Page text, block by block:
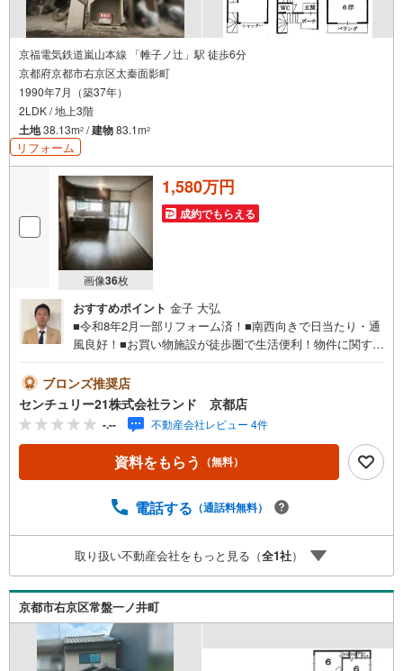
京福電気鉄道嵐山本線 「帷子ノ辻」駅 徒歩6分
京都府京都市右京区太秦面影町
1990年7月（築37年）
2LDK / 地上3階
土地38.13m2 /建物83.1m2
リフォーム
画像36枚
1,580万円
成約でもらえる
おすすめポイント 金子 大弘
■令和8年2月一部リフォーム済！■南西向きで日当たり・通
風良好！■お買い物施設が徒歩圏で生活便利！物件に関する
合わせくださいませ！＜センチュリー21ランドについて＞
●センチュリー21ランド京都店は・・・ お客様のご希望
をお客様の目線でご満足いただけるお住いを全力でお探し
致します！●購入・売却・ローンのご相談など、些細なこと
でもお気軽にご相談下さいませ！●リフォームのご相談も承
っております。○京阪鴨東線 「出町柳」駅 徒歩約6分○京都
0～20:00（火曜日・水曜日定休日※祝日は営業）事前にご連
お待ちしております！
ブロンズ推奨店
センチュリー21株式会社ランド 京都店
-.-- 不動産会社レビュー 4件
資料をもらう （無料）
電話する （通話料無料）
取り扱い不動産会社をもっと見る（全1社）
京都市右京区常盤一ノ井町